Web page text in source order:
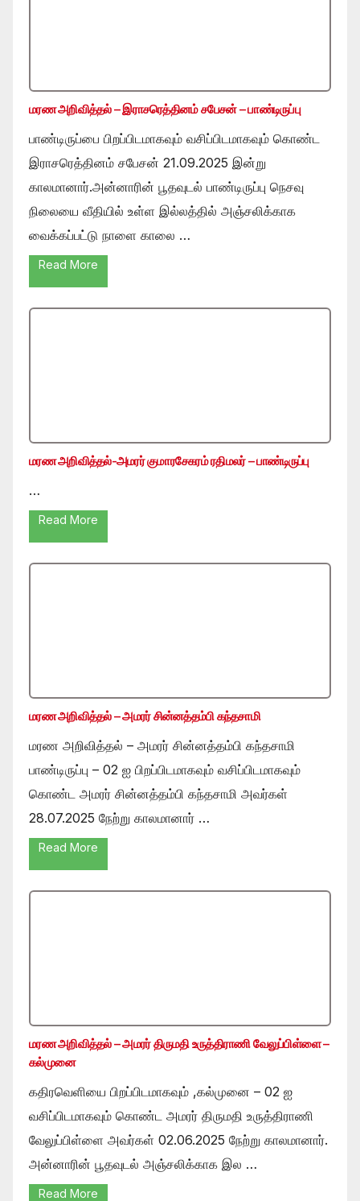
மரண அறிவித்தல் – இராசரெத்தினம் சபேசன் – பாண்டிருப்பு
பாண்டிருப்பை பிறப்பிடமாகவும் வசிப்பிடமாகவும் கொண்ட
இராசரெத்தினம் சபேசன் 21.09.2025 இன்று
காலமானார்.அன்னாரின் பூதவுடல் பாண்டிருப்பு நெசவு
நிலையை வீதியில் உள்ள இல்லத்தில் அஞ்சலிக்காக
வைக்கப்பட்டு நாளை காலை …
Read More
மரண அறிவித்தல்-அமரர் குமாரசேகரம் ரதிமலர் – பாண்டிருப்பு
…
Read More
மரண அறிவித்தல் – அமரர் சின்னத்தம்பி கந்தசாமி
மரண அறிவித்தல் – அமரர் சின்னத்தம்பி கந்தசாமி
பாண்டிருப்பு – 02 ஐ பிறப்பிடமாகவும் வசிப்பிடமாகவும்
கொண்ட அமரர் சின்னத்தம்பி கந்தசாமி அவர்கள்
28.07.2025 நேற்று காலமானார் …
Read More
மரண அறிவித்தல் – அமரர் திருமதி உருத்திராணி வேலுப்பிள்ளை –
கல்முனை
கதிரவெளியை பிறப்பிடமாகவும் ,கல்முனை – 02 ஐ
வசிப்பிடமாகவும் கொண்ட அமரர் திருமதி உருத்திராணி
வேலுப்பிள்ளை அவர்கள் 02.06.2025 நேற்று காலமானார்.
அன்னாரின் பூதவுடல் அஞ்சலிக்காக இல …
Read More